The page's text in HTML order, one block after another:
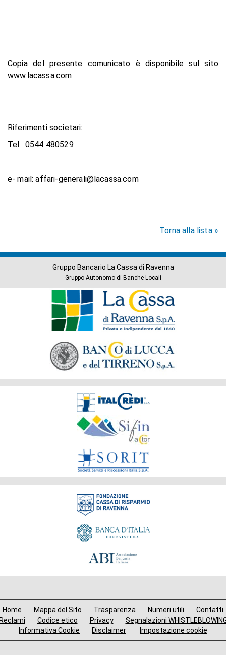
Copia del presente comunicato è disponibile sul sito
www.lacassa.com
Riferimenti societari:
Tel. 0544 480529
e- mail: affari-generali@lacassa.com
Torna alla lista »
Gruppo Bancario La Cassa di Ravenna
Gruppo Autonomo di Banche Locali
Fondazione
Home Mappa del Sito Trasparenza Numeri utili
Contatti
Codice etico Privacy
Segnalazioni
Informativa Cookie
Disclaimer Impostazione cookie